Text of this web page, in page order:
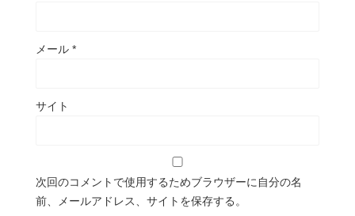
メール *
サイト
次回のコメントで使用するためブラウザーに自分の名
前、メールアドレス、サイトを保存する。